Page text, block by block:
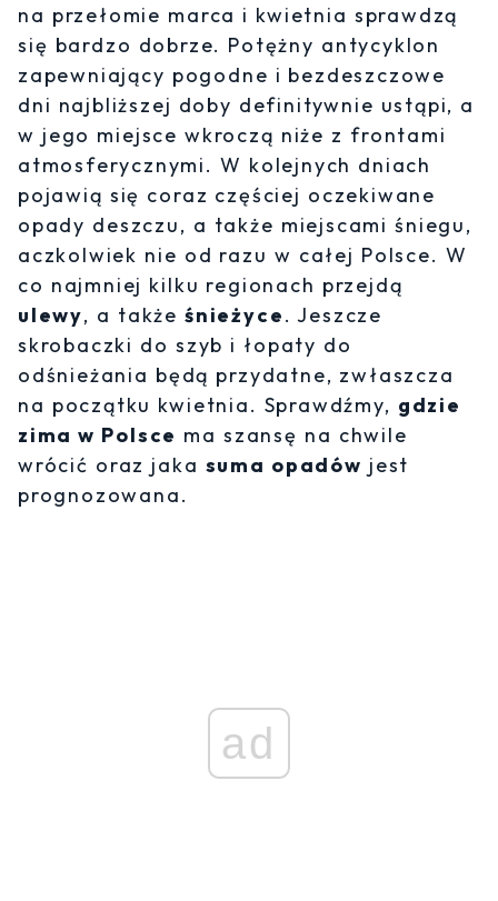
na przełomie marca i kwietnia sprawdzą
się bardzo dobrze. Potężny antycyklon
zapewniający pogodne i bezdeszczowe
dni najbliższej doby definitywnie ustąpi, a
w jego miejsce wkroczą niże z frontami
atmosferycznymi. W kolejnych dniach
pojawią się coraz częściej oczekiwane
opady deszczu, a także miejscami śniegu,
aczkolwiek nie od razu w całej Polsce. W
co najmniej kilku regionach przejdą
ulewy, a takżeśnieżyce. Jeszcze
skrobaczki do szyb i łopaty do
odśnieżania będą przydatne, zwłaszcza
na początku kwietnia. Sprawdźmy, gdzie
zima w Polsce ma szansę na chwile
wrócić oraz jaka suma opadów jest
prognozowana.
ad